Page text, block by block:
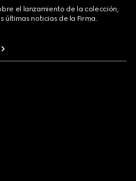
el lanzamiento de la colección,
últimas noticias de la Firma.